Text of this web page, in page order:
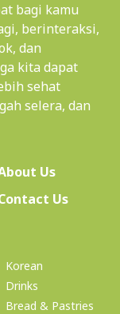
bagi kamu
berinteraksi,
dan
kita dapat
sehat
selera, dan
Us(current)
Us
Korean
Drinks
Bread & Pastries